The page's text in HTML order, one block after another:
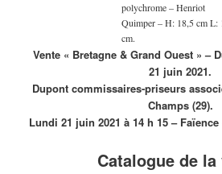
polychrome – Henriot
Quimper – H: 18,5 cm L:
cm.
Vente « Bretagne & Grand Ouest » –
21 juin 2021.
Dupont commissaires-priseurs
Champs (29).
Lundi 21 juin 2021 à 14 h 15 –
Catalogue de la